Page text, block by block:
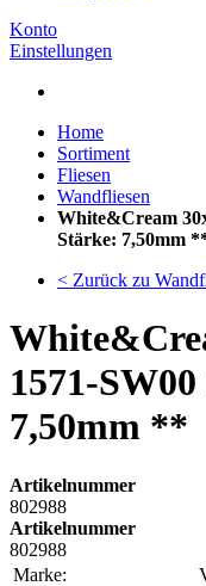
Konto
Einstellungen
Home
Sortiment
Fliesen
Wandfliesen
White&Cream
Stärke: 7,50mm
< Zurück zu
1571-
7,50mm **
Artikelnummer
802988
Artikelnummer
802988
Marke: